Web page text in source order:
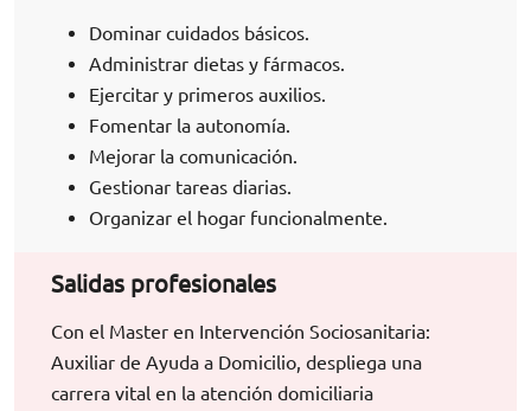
Dominar cuidados básicos.
Administrar dietas y fármacos.
Ejercitar y primeros auxilios.
Fomentar la autonomía.
Mejorar la comunicación.
Gestionar tareas diarias.
Organizar el hogar funcionalmente.
Salidas profesionales
Con el Master en Intervención Sociosanitaria:
Auxiliar de Ayuda a Domicilio, despliega una
carrera vital en la atención domiciliaria